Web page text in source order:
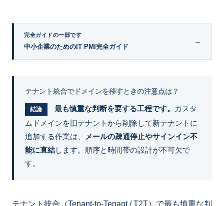
完全ガイドの一部です
中小企業のためのIT PMI完全ガイド
→
テナント統合でドメインを移すときの注意点は？
結論 最も慎重な判断を要する工程です。
カスタ
ムドメインを旧テナントから削除して新テナントに
追加する作業は、
メールの疎通停止やサインイン不
能に直結します。順序と時間帯の設計が不可欠で
す。
テナント統合（Tenant-to-Tenant / T2T）で最も慎重な判